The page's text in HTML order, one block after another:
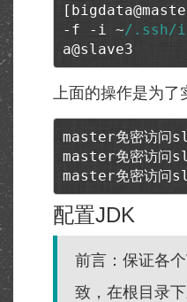
-f -i ~/.ssh/
a@slave3
上面的操作是为了
master免密访问
master免密访问
master免密访问
配置JDK
前言：保证各
致，在根目录